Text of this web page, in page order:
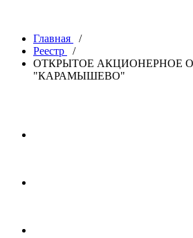
Главная
/
Реестр
/
ОТКРЫТОЕ АКЦИОНЕРНОЕ
"КАРАМЫШЕВО"